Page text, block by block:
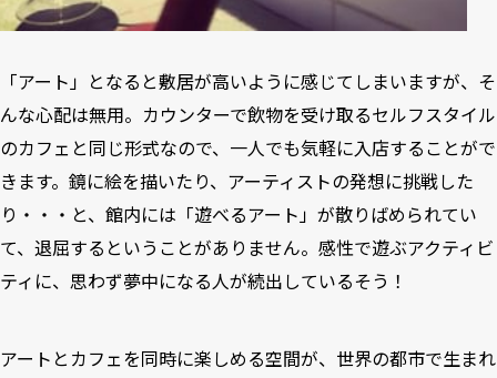
「アート」となると敷居が高いように感じてしまいますが、そ
んな心配は無用。カウンターで飲物を受け取るセルフスタイル
のカフェと同じ形式なので、一人でも気軽に入店することがで
きます。鏡に絵を描いたり、アーティストの発想に挑戦した
り・・・と、館内には「遊べるアート」が散りばめられてい
て、退屈するということがありません。感性で遊ぶアクティビ
ティに、思わず夢中になる人が続出しているそう！
アートとカフェを同時に楽しめる空間が、世界の都市で生まれ